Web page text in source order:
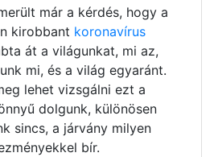
már a kérdés, hogy a
kirobbant koronavírus
át a világunkat, mi az,
mi, és a világ egyaránt.
lehet vizsgálni ezt a
dolgunk, különösen
sincs, a járvány milyen
bír.